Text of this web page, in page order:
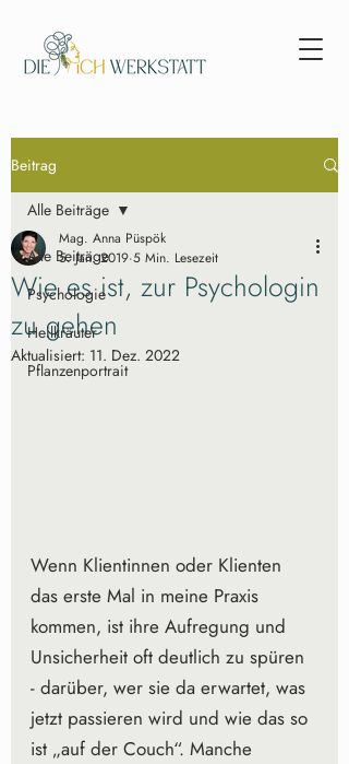
Beitrag
Alle Beiträge
Psychologie
Heilkräuter
Pflanzenportrait
Alle Beiträge
Wie es ist, zur Psychologin
zu gehen
Mag. Anna Püspök
5. Jan. 2019 5 Min. Lesezeit
Aktualisiert: 11. Dez. 2022
Wenn Klientinnen oder Klienten
das erste Mal in meine Praxis
kommen, ist ihre Aufregung und
Unsicherheit oft deutlich zu spüren
- darüber, wer sie da erwartet, was
jetzt passieren wird und wie das so
ist „auf der Couch“. Manche